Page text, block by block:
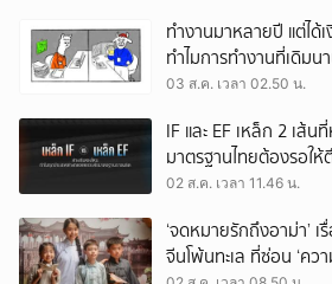
ทำงานมาหลายปี แต่ได้
ทำไมการทำงานที่เดิมน
03 ส.ค. เวลา 02.50 น.
IF และ EF เหล็ก 2 เส้
มาตรฐานไทยต้องรอใ
02 ส.ค. เวลา 11.46 น.
‘จดหมายรักถึงอาม่า’ เ
จีนโพ้นทะเล ที่ซ่อน ‘ค